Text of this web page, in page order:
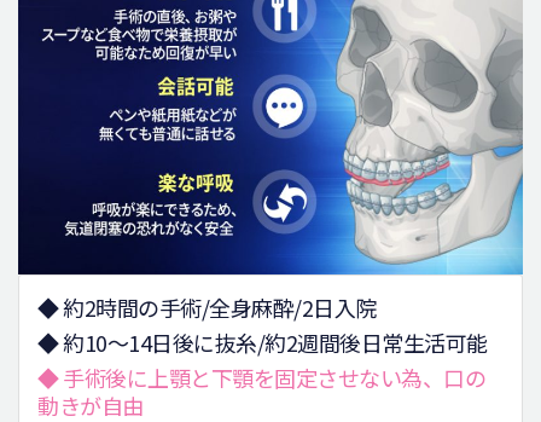
◆ 約2時間の手術/全身麻酔/2日入院
◆ 約10～14日後に抜糸/約2週間後日常生活可能
◆ 手術後に上顎と下顎を固定させない為、口の
動きが自由